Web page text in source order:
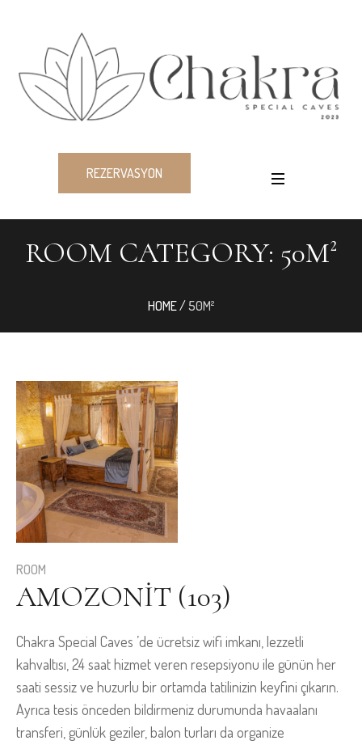
REZERVASYON
ROOM CATEGORY: 50M²
HOME/50M²
ROOM
AMOZONIT (103)
Chakra Special Caves ’de ücretsiz wifi imkanı, lezzetli
kahvaltısı, 24 saat hizmet veren resepsiyonu ile günün her
saati sessiz ve huzurlu bir ortamda tatilinizin keyfini çıkarın.
Ayrıca tesis önceden bildirmeniz durumunda havaalanı
transferi, günlük geziler, balon turları da organize